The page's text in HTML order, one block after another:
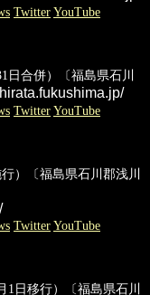
Twitter YouTube
日合併）〔福島県石川
Twitter YouTube
）〔福島県石川郡浅川
Twitter YouTube
1日移行）〔福島県石川